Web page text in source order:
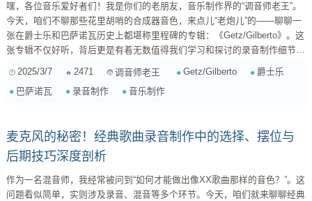
嘿，各位音乐爱好者们！我是你们的老朋友，音乐制作界的“调音师老王”。
今天，咱们不聊那些花里胡哨的合成器音色，来点儿“老炮儿”的——聊聊一
张在爵士乐和巴萨诺瓦历史上都堪称里程碑的专辑：《Getz/Gilberto》。这
张专辑不仅好听，背后更是有着无数值得我们学习和探讨的录音制作细节。
当时，萨克斯大师Stan Getz的演奏才华已臻化境，而巴西的巴萨诺瓦音乐
2025/3/7 2471 调音师老王 Getz/Gilberto
爵士乐
巴萨诺瓦
录音制作 音乐制作
麦克风的秘密！经典歌曲录音制作中的选择、摆位与
后期技巧深度剖析
作为一名混音师，我经常被问到“如何才能做出像XX歌曲那样的音色？”。这
问题看似简单，实则涉及录音、混音等多个环节。今天，咱们就来聊聊经典